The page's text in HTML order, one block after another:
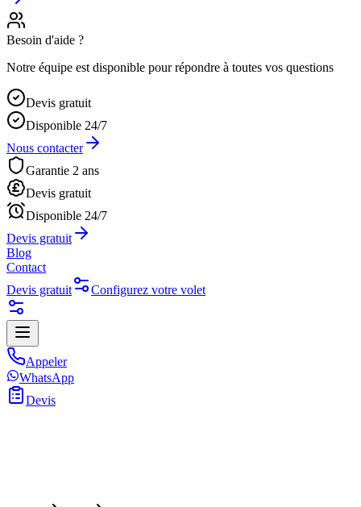
Besoin d'aide ?
Notre équipe est disponible pour répondre à toutes vos questions
Devis gratuit
Disponible 24/7
Nous contacter
Garantie 2 ans
Devis gratuit
Disponible 24/7
Devis gratuit
Blog
Contact
Devis gratuit
Configurez votre volet
Appeler
WhatsApp
Devis